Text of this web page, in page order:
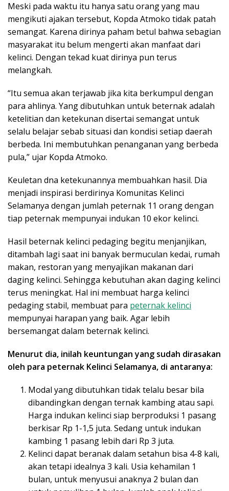
Meski pada waktu itu hanya satu orang yang mau
mengikuti ajakan tersebut, Kopda Atmoko tidak patah
semangat. Karena dirinya paham betul bahwa sebagian
masyarakat itu belum mengerti akan manfaat dari
kelinci. Dengan tekad kuat dirinya pun terus
melangkah.
“Itu semua akan terjawab jika kita berkumpul dengan
para ahlinya. Yang dibutuhkan untuk beternak adalah
ketelitian dan ketekunan disertai semangat untuk
selalu belajar sebab situasi dan kondisi setiap daerah
berbeda. Ini membutuhkan penanganan yang berbeda
pula,” ujar Kopda Atmoko.
Keuletan dna ketekunannya membuahkan hasil. Dia
menjadi inspirasi berdirinya Komunitas Kelinci
Selamanya dengan jumlah peternak 11 orang dengan
tiap peternak mempunyai indukan 10 ekor kelinci.
Hasil beternak kelinci pedaging begitu menjanjikan,
ditambah lagi saat ini banyak bermuculan kedai, rumah
makan, restoran yang menyajikan makanan dari
daging kelinci. Sehingga kebutuhan akan daging kelinci
terus meningkat. Hal ini membuat harga kelinci
pedaging stabil, membuat para peternak kelinci
mempunyai harapan yang baik. Agar lebih
bersemangat dalam beternak kelinci.
Menurut dia, inilah keuntungan yang sudah dirasakan
oleh para peternak Kelinci Selamanya, di antaranya:
Modal yang dibutuhkan tidak telalu besar bila
dibandingkan dengan ternak kambing atau sapi.
Harga indukan kelinci siap berproduksi 1 pasang
berkisar Rp 1-1,5 juta. Sedang untuk indukan
kambing 1 pasang lebih dari Rp 3 juta.
Kelinci dapat beranak dalam setahun bisa 4-8 kali,
akan tetapi idealnya 3 kali. Usia kehamilan 1
bulan, untuk menyusui anaknya 2 bulan dan